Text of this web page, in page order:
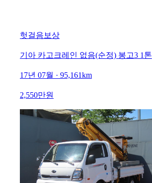
헛걸음보상
기아 카고크레인 없음(순정) 봉고3 1톤
17년 07월 · 95,161km
2,550만원